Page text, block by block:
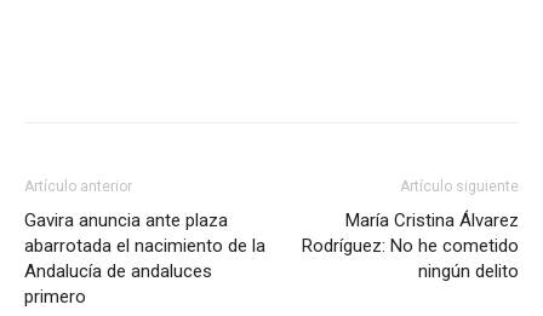
Artículo anterior
Gavira anuncia ante plaza
abarrotada el nacimiento de la
Andalucía de andaluces
primero
Artículo siguiente
María Cristina Álvarez
Rodríguez: No he cometido
ningún delito